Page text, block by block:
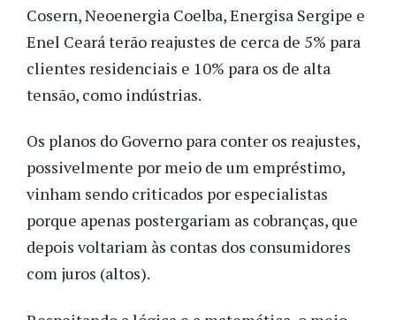
Cosern, Neoenergia Coelba, Energisa Sergipe e
Enel Ceará terão reajustes de cerca de 5% para
clientes residenciais e 10% para os de alta
tensão, como indústrias.
Os planos do Governo para conter os reajustes,
possivelmente por meio de um empréstimo,
vinham sendo criticados por especialistas
porque apenas postergariam as cobranças, que
depois voltariam às contas dos consumidores
com juros (altos).